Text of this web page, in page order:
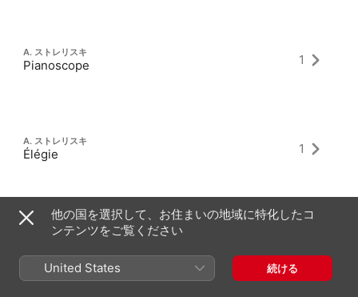
A. ストレリスキ
Pianoscope 1
A. ストレリスキ
Élégie 1
A. ストレリスキ
他の国を選択して、お住まいの地域に特化したコ
ンテンツをご覧ください
United States 続ける